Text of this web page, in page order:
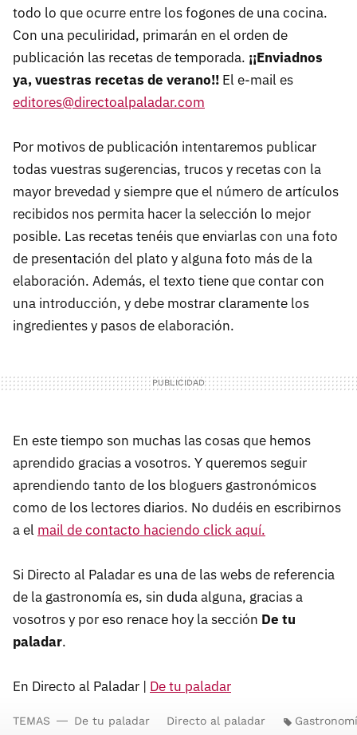
todo lo que ocurre entre los fogones de una cocina.
Con una peculiridad, primarán en el orden de
publicación las recetas de temporada. ¡¡Enviadnos
ya, vuestras recetas de verano!! El e-mail es
editores@directoalpaladar.com
Por motivos de publicación intentaremos publicar
todas vuestras sugerencias, trucos y recetas con la
mayor brevedad y siempre que el número de artículos
recibidos nos permita hacer la selección lo mejor
posible. Las recetas tenéis que enviarlas con una foto
de presentación del plato y alguna foto más de la
elaboración. Además, el texto tiene que contar con
una introducción, y debe mostrar claramente los
ingredientes y pasos de elaboración.
En este tiempo son muchas las cosas que hemos
aprendido gracias a vosotros. Y queremos seguir
aprendiendo tanto de los bloguers gastronómicos
como de los lectores diarios. No dudéis en escribirnos
a el mail de contacto haciendo click aquí.
Si Directo al Paladar es una de las webs de referencia
de la gastronomía es, sin duda alguna, gracias a
vosotros y por eso renace hoy la sección De tu
paladar.
En Directo al Paladar | De tu paladar
TEMAS De tu paladar Directo al paladar